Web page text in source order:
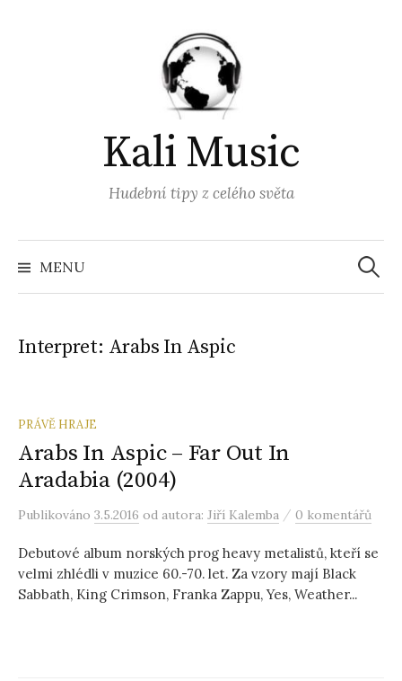
Kali Music
Hudební tipy z celého světa
MENU
Interpret: Arabs In Aspic
PRÁVĚ HRAJE
Arabs In Aspic – Far Out In
Aradabia (2004)
Publikováno 3.5.2016 od autora: Jiří Kalemba / 0 komentářů
Debutové album norských prog heavy metalistů, kteří se
velmi zhlédli v muzice 60.-70. let. Za vzory mají Black
Sabbath, King Crimson, Franka Zappu, Yes, Weather...